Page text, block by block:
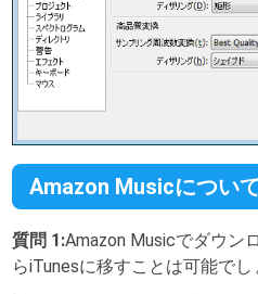
Amazon Musicについ
質問 1:Amazon Musicでダウン
らiTunesに移すことは可能でし